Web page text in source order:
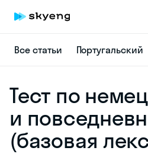
Все статьи Португальский
Тест по
и
(базовая
online